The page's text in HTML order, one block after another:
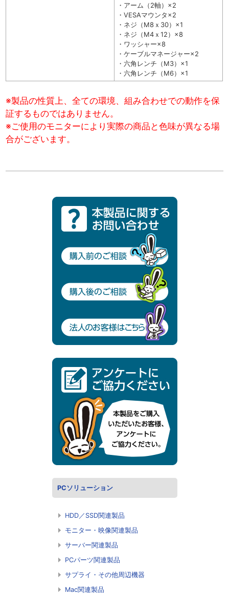
・アーム（2軸）×2
・VESAマウンタ×2
・ネジ（M8ｘ30）×1
・ネジ（M4ｘ12）×8
・ワッシャー×8
・ケーブルマネージャー×2
・六角レンチ（M3）×1
・六角レンチ（M6）×1
※製品の性質上、全ての環境、組み合わせでの動作を保
証するものではありません。
※ご使用のモニターにより実際の商品と色味が異なる場
合がございます。
PCソリューション
HDD／SSD関連製品
モニター・映像関連製品
サーバー関連製品
PCパーツ関連製品
サプライ・その他周辺機器
Mac関連製品